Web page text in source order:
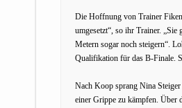
Die Hoffnung von Trainer
umgesetzt“, so ihr Trainer.
Metern sogar noch steigern“.
Qualifikation für das B-Finale.
Nach Koop sprang Nina
einer Grippe zu kämpfen. Über